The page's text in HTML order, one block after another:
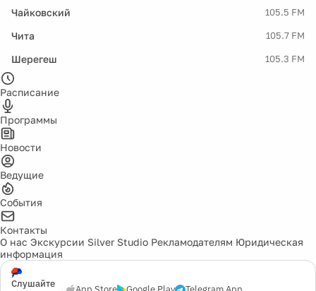
Чайковский 105.5 FM
Чита 105.7 FM
Шерегеш 105.3 FM
Расписание
Программы
Новости
Ведущие
События
Контакты
О нас Экскурсии Silver Studio Рекламодателям Юридическая
информация
Слушайте